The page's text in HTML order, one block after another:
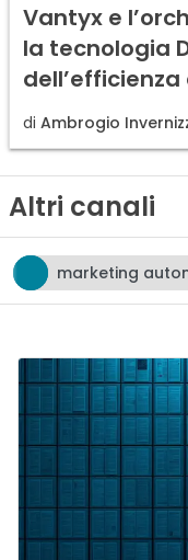
Vantyx e
la tecnologia
di Ambrogio
Altri canali